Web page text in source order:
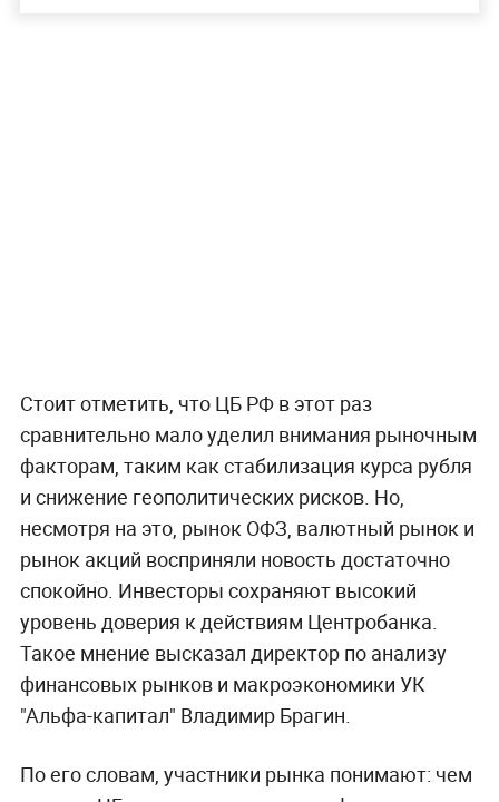
Стоит отметить, что ЦБ РФ в этот раз
сравнительно мало уделил внимания рыночным
факторам, таким как стабилизация курса рубля
и снижение геополитических рисков. Но,
несмотря на это, рынок ОФЗ, валютный рынок и
рынок акций восприняли новость достаточно
спокойно. Инвесторы сохраняют высокий
уровень доверия к действиям Центробанка.
Такое мнение высказал директор по анализу
финансовых рынков и макроэкономики УК
"Альфа-капитал" Владимир Брагин.
По его словам, участники рынка понимают: чем